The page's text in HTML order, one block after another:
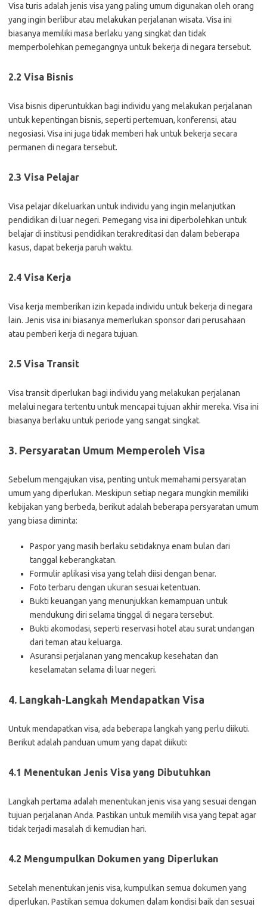
Visa turis adalah jenis visa yang paling umum digunakan oleh orang
yang ingin berlibur atau melakukan perjalanan wisata. Visa ini
biasanya memiliki masa berlaku yang singkat dan tidak
memperbolehkan pemegangnya untuk bekerja di negara tersebut.
2.2 Visa Bisnis
Visa bisnis diperuntukkan bagi individu yang melakukan perjalanan
untuk kepentingan bisnis, seperti pertemuan, konferensi, atau
negosiasi. Visa ini juga tidak memberi hak untuk bekerja secara
permanen di negara tersebut.
2.3 Visa Pelajar
Visa pelajar dikeluarkan untuk individu yang ingin melanjutkan
pendidikan di luar negeri. Pemegang visa ini diperbolehkan untuk
belajar di institusi pendidikan terakreditasi dan dalam beberapa
kasus, dapat bekerja paruh waktu.
2.4 Visa Kerja
Visa kerja memberikan izin kepada individu untuk bekerja di negara
lain. Jenis visa ini biasanya memerlukan sponsor dari perusahaan
atau pemberi kerja di negara tujuan.
2.5 Visa Transit
Visa transit diperlukan bagi individu yang melakukan perjalanan
melalui negara tertentu untuk mencapai tujuan akhir mereka. Visa ini
biasanya berlaku untuk periode yang sangat singkat.
3. Persyaratan Umum Memperoleh Visa
Sebelum mengajukan visa, penting untuk memahami persyaratan
umum yang diperlukan. Meskipun setiap negara mungkin memiliki
kebijakan yang berbeda, berikut adalah beberapa persyaratan umum
yang biasa diminta:
Paspor yang masih berlaku setidaknya enam bulan dari
tanggal keberangkatan.
Formulir aplikasi visa yang telah diisi dengan benar.
Foto terbaru dengan ukuran sesuai ketentuan.
Bukti keuangan yang menunjukkan kemampuan untuk
mendukung diri selama tinggal di negara tersebut.
Bukti akomodasi, seperti reservasi hotel atau surat undangan
dari teman atau keluarga.
Asuransi perjalanan yang mencakup kesehatan dan
keselamatan selama di luar negeri.
4. Langkah-Langkah Mendapatkan Visa
Untuk mendapatkan visa, ada beberapa langkah yang perlu diikuti.
Berikut adalah panduan umum yang dapat diikuti:
4.1 Menentukan Jenis Visa yang Dibutuhkan
Langkah pertama adalah menentukan jenis visa yang sesuai dengan
tujuan perjalanan Anda. Pastikan untuk memilih visa yang tepat agar
tidak terjadi masalah di kemudian hari.
4.2 Mengumpulkan Dokumen yang Diperlukan
Setelah menentukan jenis visa, kumpulkan semua dokumen yang
diperlukan. Pastikan semua dokumen dalam kondisi baik dan sesuai